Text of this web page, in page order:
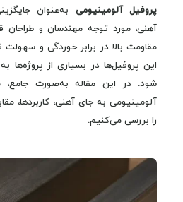
پروفیل آلومینیومی به‌عنوان
آهنی، مورد توجه مهندسان و طراحان
مقاومت بالا در برابر خوردگی و
این پروفیل‌ها در بسیاری از پروژه‌ها
شود. در این مقاله به‌صورت جامع،
آلومینیومی به جای آهنی، کاربردها،
را بررسی می‌کنیم.